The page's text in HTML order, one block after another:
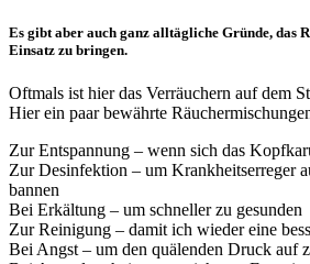
Es gibt aber auch ganz alltägliche Gründe, das
Einsatz zu bringen.
Oftmals ist hier das Verräuchern auf dem
Hier ein paar bewährte
Zur Entspannung – wenn sich das
Zur Desinfektion – um Krankheitserreger
bannen
Bei Erkältung – um schneller zu gesunden
Zur Reinigung – damit ich wieder eine
Bei Angst – um den quälenden Druck auf